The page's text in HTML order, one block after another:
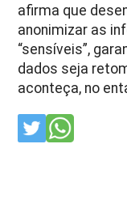
afirma que
anonimizar as
“sensíveis”,
dados seja
aconteça, no